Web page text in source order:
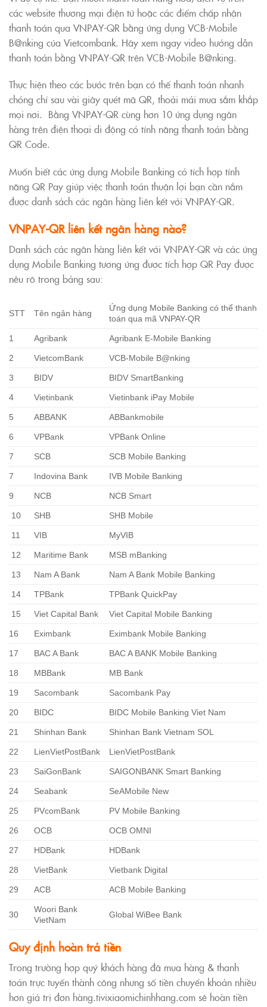
các website thương mại điện tử hoặc các điểm chấp nhận
thanh toán qua VNPAY-QR bằng ứng dụng VCB-Mobile
B@nking của Vietcombank. Hãy xem ngay video hướng dẫn
thanh toán bằng VNPAY-QR trên VCB-Mobile B@nking.
Thực hiện theo các bước trên bạn có thể thanh toán nhanh
chóng chỉ sau vài giây quét mã QR, thoải mái mua sắm khắp
mọi nơi. Bằng VNPAY-QR cùng hơn 10 ứng dụng ngân
hàng trên điện thoại di động có tính năng thanh toán bằng
QR Code.
Muốn biết các ứng dụng Mobile Banking có tích hợp tính
năng QR Pay giúp việc thanh toán thuận lợi bạn cần nắm
được danh sách các ngân hàng liên kết với VNPAY-QR.
VNPAY-QR liên kết ngân hàng nào?
Danh sách các ngân hàng liên kết với VNPAY-QR và các ứng
dụng Mobile Banking tương ứng được tích hợp QR Pay được
nêu rõ trong bảng sau:
STT Tên ngân hàng
Ứng dụng Mobile Banking có thể thanh
toán qua mã VNPAY-QR
1 Agribank Agribank E-Mobile Banking
2 VietcomBank VCB-Mobile B@nking
3 BIDV BIDV SmartBanking
4 Vietinbank Vietinbank iPay Mobile
5 ABBANK ABBankmobile
6 VPBank VPBank Online
7 SCB SCB Mobile Banking
7 Indovina Bank IVB Mobile Banking
9 NCB NCB Smart
10 SHB SHB Mobile
11 VIB MyVIB
12 Maritime Bank MSB mBanking
13 Nam A Bank Nam A Bank Mobile Banking
14 TPBank TPBank QuickPay
15 Viet Capital Bank Viet Capital Mobile Banking
16 Eximbank Eximbank Mobile Banking
17 BAC A Bank BAC A BANK Mobile Banking
18 MBBank MB Bank
19 Sacombank Sacombank Pay
20 BIDC BIDC Mobile Banking Viet Nam
21 Shinhan Bank Shinhan Bank Vietnam SOL
22 LienVietPostBank LienVietPostBank
23 SaiGonBank SAIGONBANK Smart Banking
24 Seabank SeAMobile New
25 PVcomBank PV Mobile Banking
26 OCB OCB OMNI
27 HDBank HDBank
28 VietBank Vietbank Digital
29 ACB ACB Mobile Banking
30
Woori Bank
VietNam
Global WiBee Bank
Quy định hoàn trả tiền
Trong trường hợp quý khách hàng đã mua hàng & thanh
toán trực tuyến thành công nhưng số tiền chuyển khoản nhiều
hơn giá trị đơn hàng.tivixiaomichinhhang.com sẽ hoàn tiền